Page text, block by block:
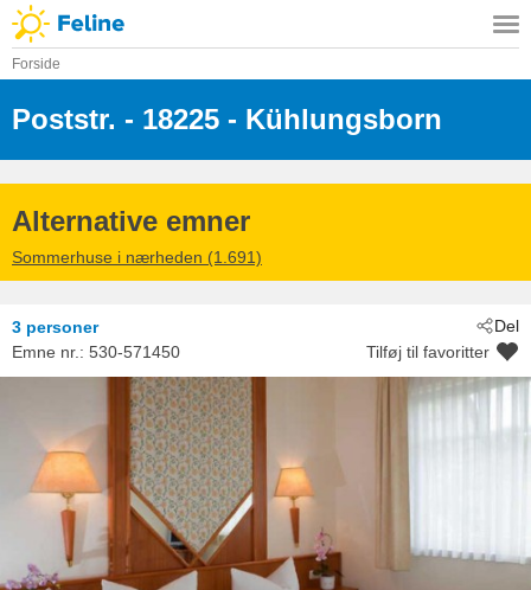
Forside
Poststr. - 18225 - Kühlungsborn
Alternative emner
Sommerhuse i nærheden (1.691)
Del
3 personer
Emne nr.: 530-571450 Tilføj til favoritter